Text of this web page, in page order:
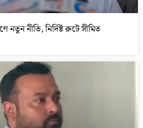
নতুন নীতি, নির্দিষ্ট রুটে সীমিত